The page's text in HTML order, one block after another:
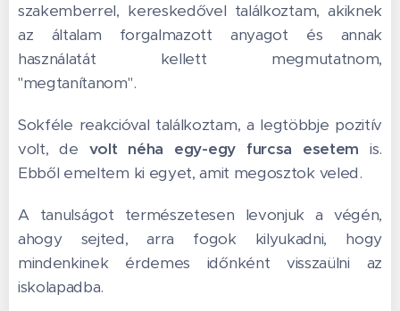
szakemberrel, kereskedővel találkoztam, akiknek
az általam forgalmazott anyagot és annak
használatát kellett megmutatnom,
"megtanítanom".
Sokféle reakcióval találkoztam, a legtöbbje pozitív
volt, de volt néha egy-egy furcsa esetem is.
Ebből emeltem ki egyet, amit megosztok veled.
A tanulságot természetesen levonjuk a végén,
ahogy sejted, arra fogok kilyukadni, hogy
mindenkinek érdemes időnként visszaülni az
iskolapadba.